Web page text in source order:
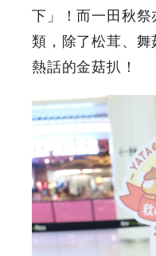
下」！而一田秋
類，除了松茸、
熱話的金菇扒！